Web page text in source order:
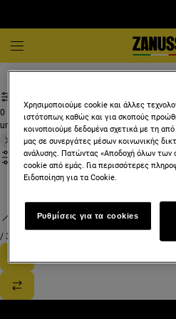
0
undefined
/ 3
Χρησιμοποιούμε cookie και άλλες
ιστότοπων, καθώς και για σκοπούς
κοινοποιούμε δεδομένα σχετικά με τη
μας σε συνεργάτες μέσων κοινωνικής
ανάλυσης. Πατώντας «Αποδοχή όλων των
cookie από εμάς. Για περισσότερες
Ειδοποίηση για τα Cookie.
Ρυθμίσεις για τα cookies